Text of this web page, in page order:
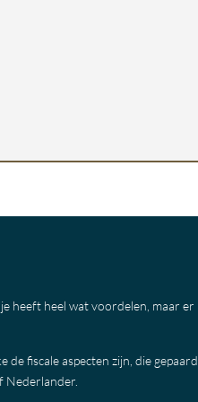
heeft heel wat voordelen, maar er
de fiscale aspecten zijn, die gepaard
Nederlander.